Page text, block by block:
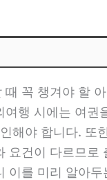
때 꼭 챙겨야 할
여행 시에는 여권
해야 합니다. 또
요건이 다르므로
이를 미리 알아